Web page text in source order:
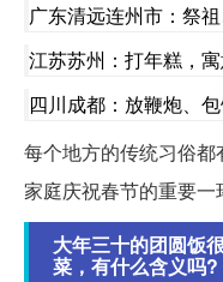
广东清远连州市：祭祖
江苏苏州：打年糕，寓
四川成都：放鞭炮、包
每个地方的传统习俗
家庭庆祝春节的重要一
大年三十的团圆饭
菜，有什么含义吗?